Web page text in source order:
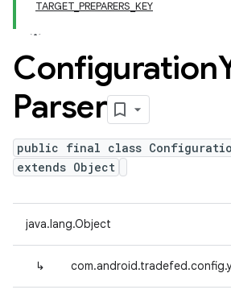
TARGET_PREPARERS_KEY
Configuration
Parser
public final class
extends Object
java.lang.Object
↳